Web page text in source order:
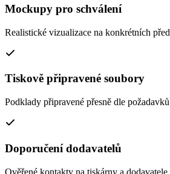
Mockupy pro schválení
Realistické vizualizace na konkrétních
Tiskově připravené soubory
Podklady připravené přesně dle
Doporučení dodavatelů
Ověřené kontakty na tiskárny a